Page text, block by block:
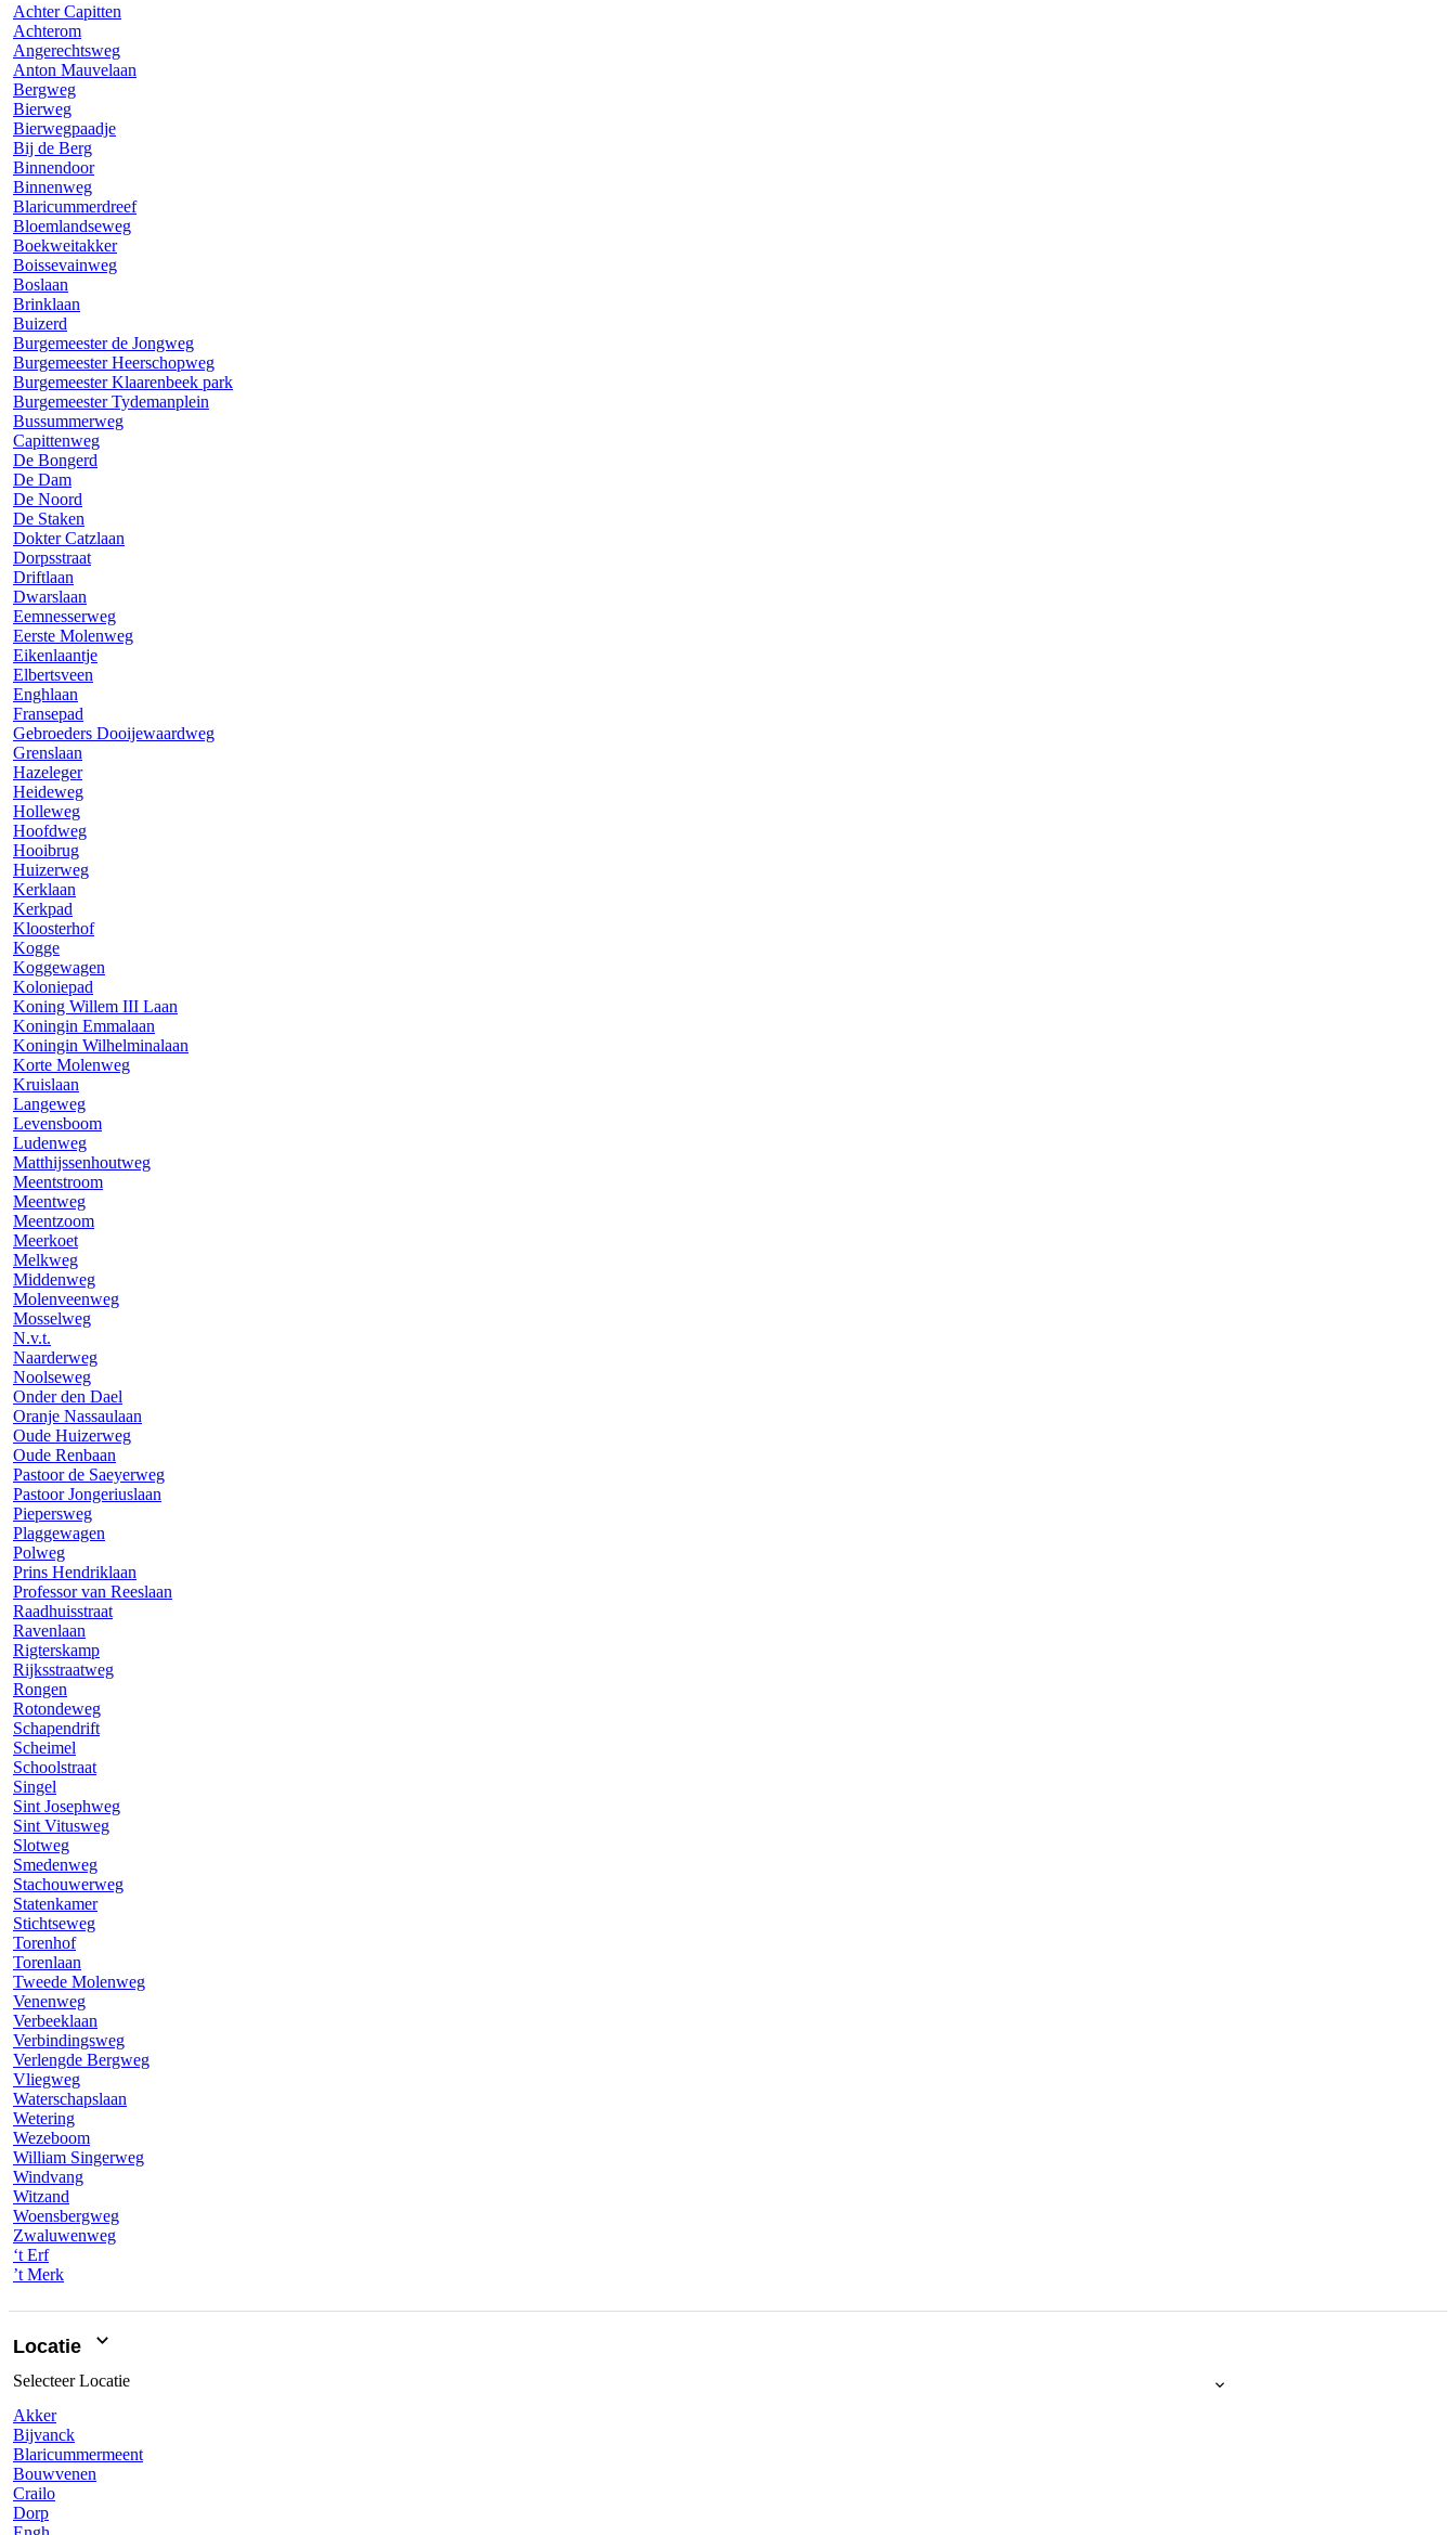
Achter Capitten
Achterom
Angerechtsweg
Anton Mauvelaan
Bergweg
Bierweg
Bierwegpaadje
Bij de Berg
Binnendoor
Binnenweg
Blaricummerdreef
Bloemlandseweg
Boekweitakker
Boissevainweg
Boslaan
Brinklaan
Buizerd
Burgemeester de Jongweg
Burgemeester Heerschopweg
Burgemeester Klaarenbeek park
Burgemeester Tydemanplein
Bussummerweg
Capittenweg
De Bongerd
De Dam
De Noord
De Staken
Dokter Catzlaan
Dorpsstraat
Driftlaan
Dwarslaan
Eemnesserweg
Eerste Molenweg
Eikenlaantje
Elbertsveen
Enghlaan
Fransepad
Gebroeders Dooijewaardweg
Grenslaan
Hazeleger
Heideweg
Holleweg
Hoofdweg
Hooibrug
Huizerweg
Kerklaan
Kerkpad
Kloosterhof
Kogge
Koggewagen
Koloniepad
Koning Willem III Laan
Koningin Emmalaan
Koningin Wilhelminalaan
Korte Molenweg
Kruislaan
Langeweg
Levensboom
Ludenweg
Matthijssenhoutweg
Meentstroom
Meentweg
Meentzoom
Meerkoet
Melkweg
Middenweg
Molenveenweg
Mosselweg
N.v.t.
Naarderweg
Noolseweg
Onder den Dael
Oranje Nassaulaan
Oude Huizerweg
Oude Renbaan
Pastoor de Saeyerweg
Pastoor Jongeriuslaan
Piepersweg
Plaggewagen
Polweg
Prins Hendriklaan
Professor van Reeslaan
Raadhuisstraat
Ravenlaan
Rigterskamp
Rijksstraatweg
Rongen
Rotondeweg
Schapendrift
Scheimel
Schoolstraat
Singel
Sint Josephweg
Sint Vitusweg
Slotweg
Smedenweg
Stachouwerweg
Statenkamer
Stichtseweg
Torenhof
Torenlaan
Tweede Molenweg
Venenweg
Verbeeklaan
Verbindingsweg
Verlengde Bergweg
Vliegweg
Waterschapslaan
Wetering
Wezeboom
William Singerweg
Windvang
Witzand
Woensbergweg
Zwaluwenweg
‘t Erf
’t Merk
Locatie
SelecteerLocatie
Akker
Bijvanck
Blaricummermeent
Bouwvenen
Crailo
Dorp